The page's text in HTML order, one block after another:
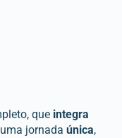
que integra
jornada única,